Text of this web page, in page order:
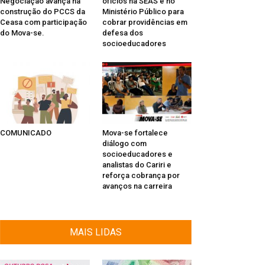
construção do PCCS da
Ceasa com participação
do Mova-se.
Ministério Público para
cobrar providências em
defesa dos
socioeducadores
COMUNICADO
Mova-se fortalece
diálogo com
socioeducadores e
analistas do Cariri e
reforça cobrança por
avanços na carreira
MAIS LIDAS